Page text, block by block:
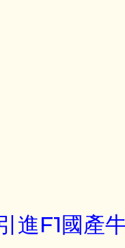
進F1國產